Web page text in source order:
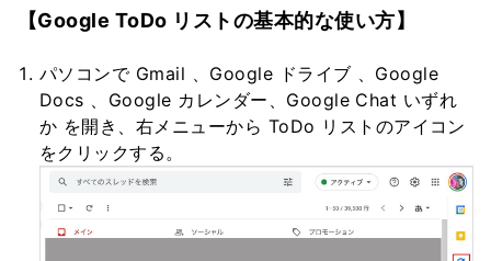
【Google ToDo リストの基本的な使い方】
パソコンで Gmail 、Google ドライブ 、Google
Docs 、Google カレンダー、Google Chat いずれ
か を開き、右メニューから ToDo リストのアイコン
をクリックする。